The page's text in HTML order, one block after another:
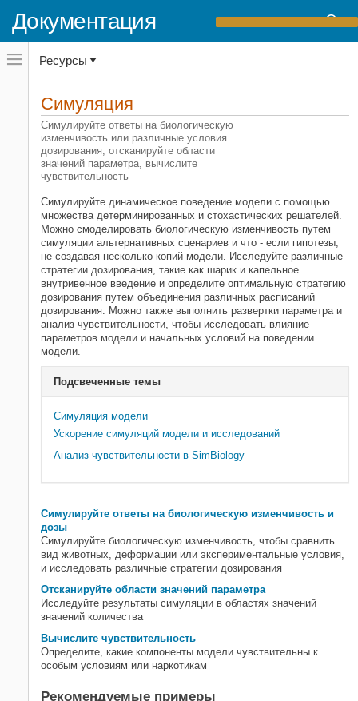
Документация
Переключатель
навигационного
меню
переключатель
навигационного
SimBiology
Категория
Начало работы с SimBiology
Приложения SimBiology
Моделирование
Симуляция
Симулируйте ответы на
биологическую изменчивость и
дозы
Отсканируйте области значений
параметра
Вычислите чувствительность
Оценка
Развертывание
Ресурсы
Симуляция
Симулируйте ответы на биологическую
изменчивость или различные условия
дозирования, отсканируйте области
значений параметра, вычислите
чувствительность
Симулируйте динамическое поведение модели с помощью
множества детерминированных и стохастических решателей.
Можно смоделировать биологическую изменчивость путем
симуляции альтернативных сценариев и что - если гипотезы,
не создавая несколько копий модели. Исследуйте различные
стратегии дозирования, такие как шарик и капельное
внутривенное введение и определите оптимальную стратегию
дозирования путем объединения различных расписаний
дозирования. Можно также выполнить развертки параметра и
анализ чувствительности, чтобы исследовать влияние
параметров модели и начальных условий на поведении
модели.
Подсвеченные темы
Симуляция модели
Ускорение симуляций модели и исследований
Анализ чувствительности в SimBiology
Симулируйте ответы на биологическую изменчивость и
дозы
Симулируйте биологическую изменчивость, чтобы сравнить
вид животных, деформации или экспериментальные условия,
и исследовать различные стратегии дозирования
Отсканируйте области значений параметра
Исследуйте результаты симуляции в областях значений
значений количества
Вычислите чувствительность
Определите, какие компоненты модели чувствительны к
особым условиям или наркотикам
Рекомендуемые примеры